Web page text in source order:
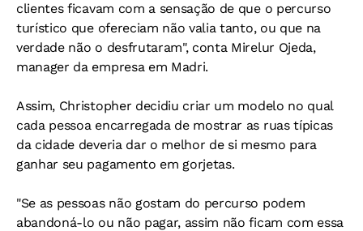
clientes ficavam com a sensação de que o percurso
turístico que ofereciam não valia tanto, ou que na
verdade não o desfrutaram", conta Mirelur Ojeda,
manager da empresa em Madri.
Assim, Christopher decidiu criar um modelo no qual
cada pessoa encarregada de mostrar as ruas típicas
da cidade deveria dar o melhor de si mesmo para
ganhar seu pagamento em gorjetas.
"Se as pessoas não gostam do percurso podem
abandoná-lo ou não pagar, assim não ficam com essa